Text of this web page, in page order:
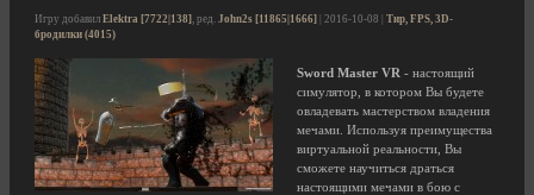
Игру добавил Elektra [7722|138], ред. John2s [11865|1666] | 2016-10-08 | Тир, FPS, 3D-
бродилки (4015)
Sword Master VR - настоящий
симулятор, в котором Вы будете
овладевать мастерством владения
мечами. Используя преимущества
виртуальной реальности, Вы
сможете научиться драться
настоящими мечами в бою с